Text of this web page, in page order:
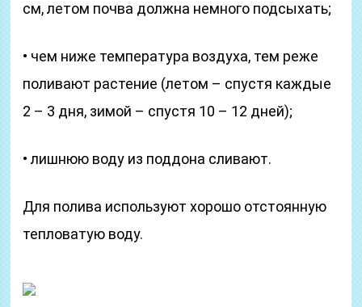
см, летом почва должна немного подсыхать;
• чем ниже температура воздуха, тем реже
поливают растение (летом – спустя каждые
2 – 3 дня, зимой – спустя 10 – 12 дней);
• лишнюю воду из поддона сливают.
Для полива используют хорошо отстоянную
тепловатую воду.